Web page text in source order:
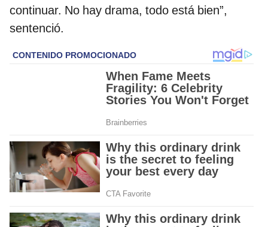
continuar. No hay drama, todo está bien”,
sentenció.